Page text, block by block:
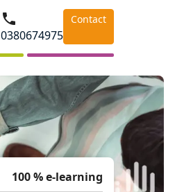
0380674975
Contact
100 % e-learning